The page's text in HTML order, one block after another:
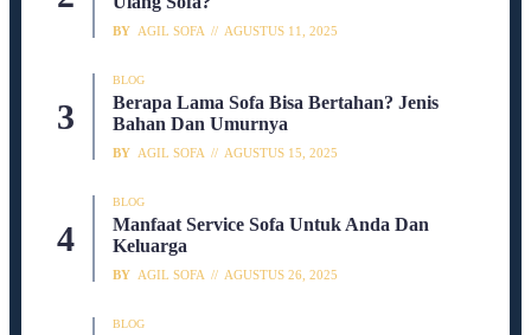
BY AGIL SOFA AGUSTUS 11, 2025
BLOG
Berapa Lama Sofa Bisa Bertahan? Jenis
Bahan Dan Umurnya
BY AGIL SOFA AGUSTUS 15, 2025
BLOG
Manfaat Service Sofa Untuk Anda Dan
Keluarga
BY AGIL SOFA AGUSTUS 26, 2025
BLOG